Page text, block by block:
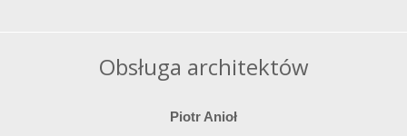
Obsługa architektów
Piotr Anioł